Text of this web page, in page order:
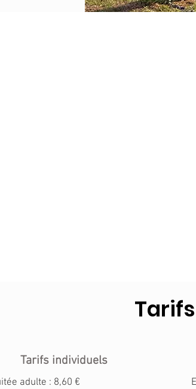
Tarifs
Tarifs individuels
adulte : 8,60 €